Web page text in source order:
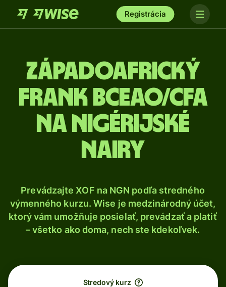
Registrácia
Západoafrický
frank BCEAO/CFA
na nigérijské
nairy
Prevádzajte XOF na NGN podľa stredného
výmenného kurzu. Wise je medzinárodný účet,
ktorý vám umožňuje posielať, prevádzať a platiť
– všetko ako doma, nech ste kdekoľvek.
Stredový kurz